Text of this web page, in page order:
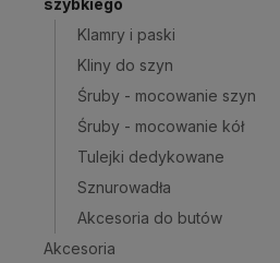
szybkiego
Klamry i paski
Kliny do szyn
Śruby - mocowanie szyn
Śruby - mocowanie kół
Tulejki dedykowane
Sznurowadła
Akcesoria do butów
Akcesoria